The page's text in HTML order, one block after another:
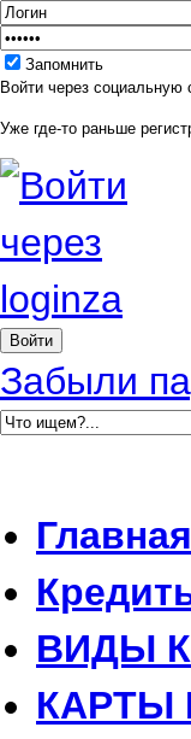
Запомнить
Войти через социальную
Уже где-то раньше
Забыли
Главная
ВИДЫ
КАРТЫ